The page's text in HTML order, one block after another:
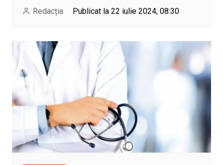
Redacția Publicat la 22 iulie 2024, 08:30